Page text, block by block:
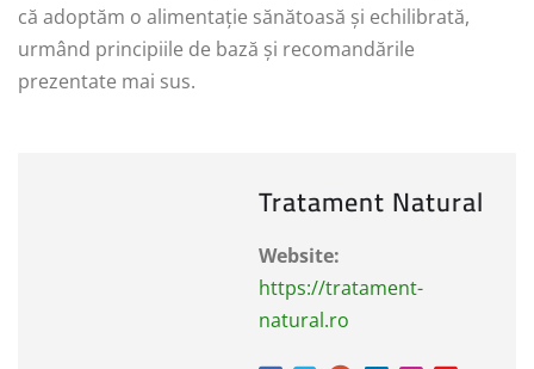
că adoptăm o alimentație sănătoasă și echilibrată,
urmând principiile de bază și recomandările
prezentate mai sus.
Tratament Natural
Website:
https://tratament-
natural.ro